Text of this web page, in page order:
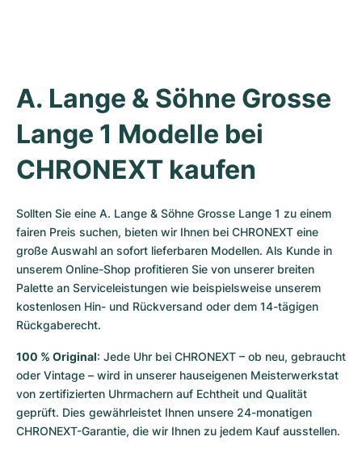
A. Lange & Söhne Grosse
Lange 1 Modelle bei
CHRONEXT kaufen
Sollten Sie eine A. Lange & Söhne Grosse Lange 1 zu einem
fairen Preis suchen, bieten wir Ihnen bei CHRONEXT eine
große Auswahl an sofort lieferbaren Modellen. Als Kunde in
unserem Online-Shop profitieren Sie von unserer breiten
Palette an Serviceleistungen wie beispielsweise unserem
kostenlosen Hin- und Rückversand oder dem 14-tägigen
Rückgaberecht.
100 % Original: Jede Uhr bei CHRONEXT – ob neu, gebraucht
oder Vintage – wird in unserer hauseigenen Meisterwerkstat
von zertifizierten Uhrmachern auf Echtheit und Qualität
geprüft. Dies gewährleistet Ihnen unsere 24-monatigen
CHRONEXT-Garantie, die wir Ihnen zu jedem Kauf ausstellen.